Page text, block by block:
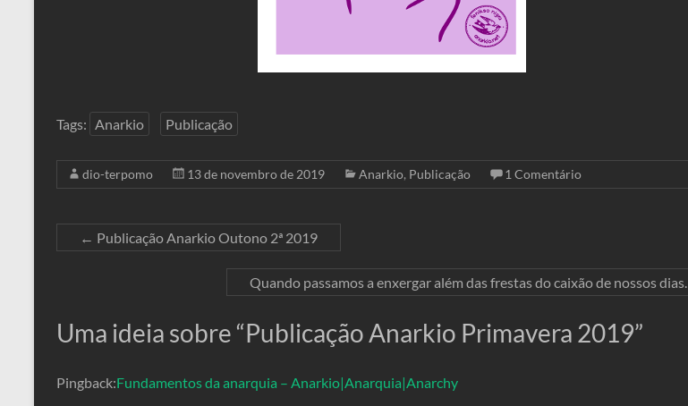
Tags: Anarkio Publicação
dio-terpomo 13 de novembro de 2019 Anarkio, Publicação 1 Comentário
← Publicação Anarkio Outono 2ª 2019
Quando passamos a enxergar além das frestas do caixão de nossos dias.
Uma ideia sobre “Publicação Anarkio Primavera 2019”
Pingback:Fundamentos da anarquia – Anarkio|Anarquia|Anarchy